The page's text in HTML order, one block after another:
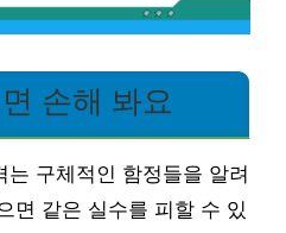
손해 봐요
구체적인 함정들을 알려
면 같은 실수를 피할 수 있